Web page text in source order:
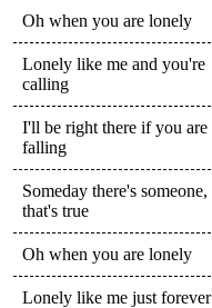
Oh when you are lonely
Lonely like me and you're
calling
I'll be right there if you are
falling
Someday there's someone,
that's true
Oh when you are lonely
Lonely like me just forever